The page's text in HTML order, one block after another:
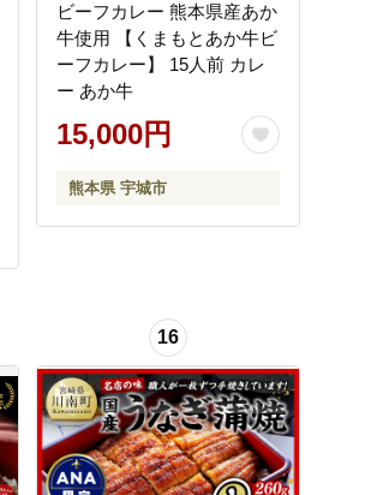
ビーフカレー 熊本県産あか
牛使用 【くまもとあか牛ビ
ーフカレー】 15人前 カレ
ー あか牛
15,000円
熊本県 宇城市
16